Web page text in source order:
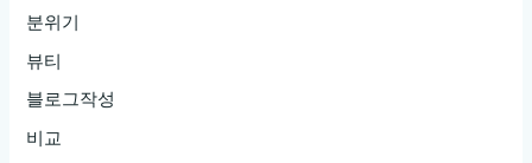
분위기
뷰티
블로그작성
비교